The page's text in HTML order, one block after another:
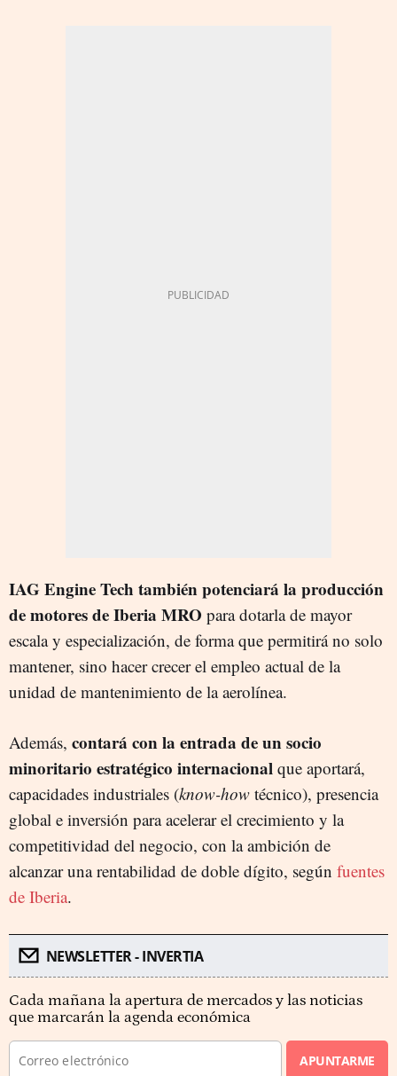
IAG Engine Tech también potenciará la producción
de motores de Iberia MRO para dotarla de mayor
escala y especialización, de forma que permitirá no solo
mantener, sino hacer crecer el empleo actual de la
unidad de mantenimiento de la aerolínea.
Además, contará con la entrada de un socio
minoritario estratégico internacional que aportará,
capacidades industriales (know-how técnico), presencia
global e inversión para acelerar el crecimiento y la
competitividad del negocio, con la ambición de
alcanzar una rentabilidad de doble dígito, según fuentes
de Iberia.
NEWSLETTER - INVERTIA
Cada mañana la apertura de mercados y las noticias
que marcarán la agenda económica
APUNTARME